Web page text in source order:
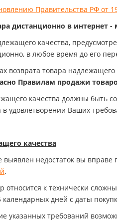
Правительства РФ от
дистанционно в интернет -
качества,
в любое время до его
возврата товара
Правилам продажи
качества должны быть
в удовлетворении Ваших
качества
недостаток вы
.
к технически
дней с даты
указанных требований